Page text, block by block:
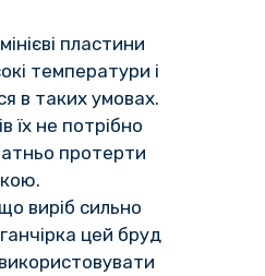
пластини
температури і
в таких умовах.
їх не потрібно
протерти
виріб сильно
цей бруд